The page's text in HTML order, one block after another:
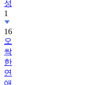
16
오
싹
한
연
애